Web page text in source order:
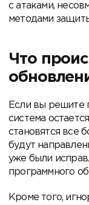
с атаками,
методами
Что
Если вы решите
система
становятся все
будут
уже были
программного
Кроме того,